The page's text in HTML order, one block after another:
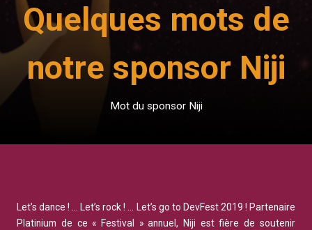
Quelques mots de
notre sponsor Niji
Mot du sponsor Niji
Let’s dance ! … Let’s rock ! … Let’s go to DevFest 2019 ! Partenaire
Platinium de ce « Festival » annuel, Niji est fière de soutenir